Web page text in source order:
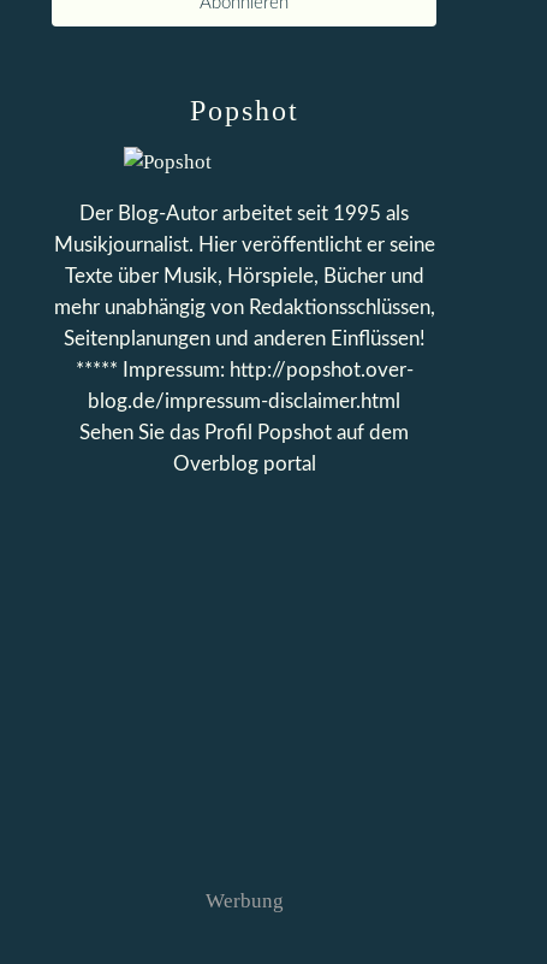
Popshot
Der Blog-Autor arbeitet seit 1995 als
Musikjournalist. Hier veröffentlicht er seine
Texte über Musik, Hörspiele, Bücher und
mehr unabhängig von Redaktionsschlüssen,
Seitenplanungen und anderen Einflüssen!
***** Impressum: http://popshot.over-
blog.de/impressum-disclaimer.html
Sehen Sie das Profil
Popshot auf dem
Overblog portal
Werbung